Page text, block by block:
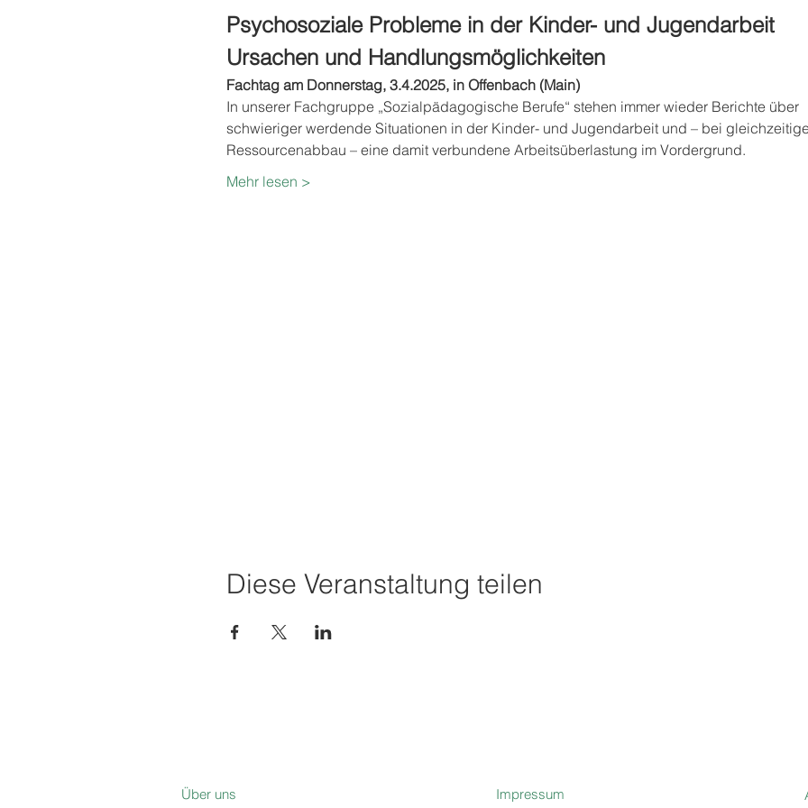
Psychosoziale Probleme in der Kinder- und Jugendarbeit
Ursachen und Handlungsmöglichkeiten
Fachtag am Donnerstag, 3.4.2025, in Offenbach (Main)
In unserer Fachgruppe „Sozialpädagogische Berufe“ stehen immer wieder Berichte über
schwieriger werdende Situationen in der Kinder- und Jugendarbeit und – bei
Ressourcenabbau – eine damit verbundene Arbeitsüberlastung im Vordergrund.
Mehr lesen >
Diese Veranstaltung teilen
Über uns Impressum